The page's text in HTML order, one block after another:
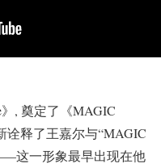
, 奠定了《MAGIC
释了王嘉尔与“MAGIC
这一形象最早出现在他